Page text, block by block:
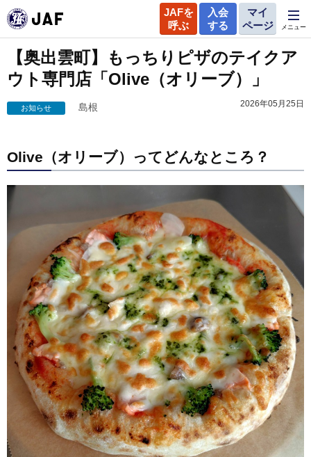
JAFを
呼ぶ
入会
する
マイ
ページ
メニュー
【奥出雲町】もっちりピザのテイクア
ウト専門店「Olive（オリーブ）」
お知らせ 島根 2026年05月25日
Olive（オリーブ）ってどんなところ？